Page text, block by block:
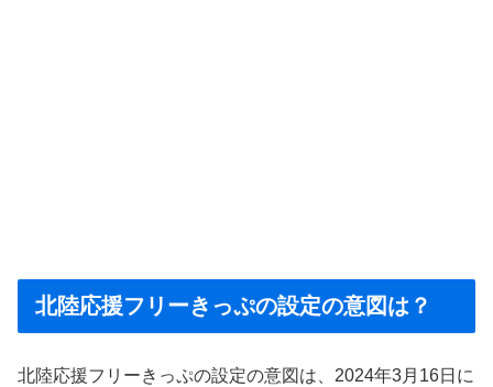
北陸応援フリーきっぷの設定の意図は？
北陸応援フリーきっぷの設定の意図は、2024年3月16日に